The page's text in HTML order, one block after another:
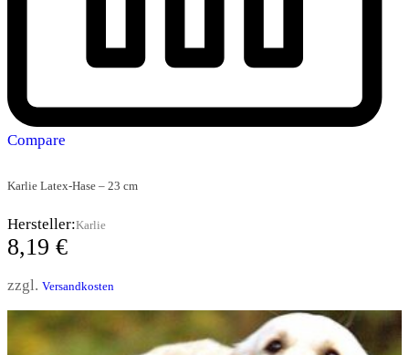
Compare
Karlie Latex-Hase – 23 cm
Hersteller:Karlie
8,19 €
zzgl. Versandkosten